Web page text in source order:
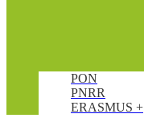
PON
PNRR
ERASMUS +